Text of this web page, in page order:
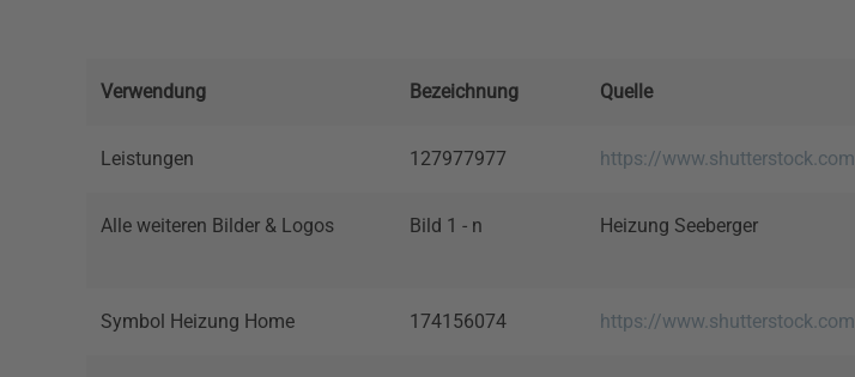
Verwendung Bezeichnung Quelle
Leistungen 127977977 https://www.shutterstock.com
Alle weiteren Bilder & Logos Bild 1 - n Heizung Seeberger
Symbol Heizung Home 174156074 https://www.shutterstock.com